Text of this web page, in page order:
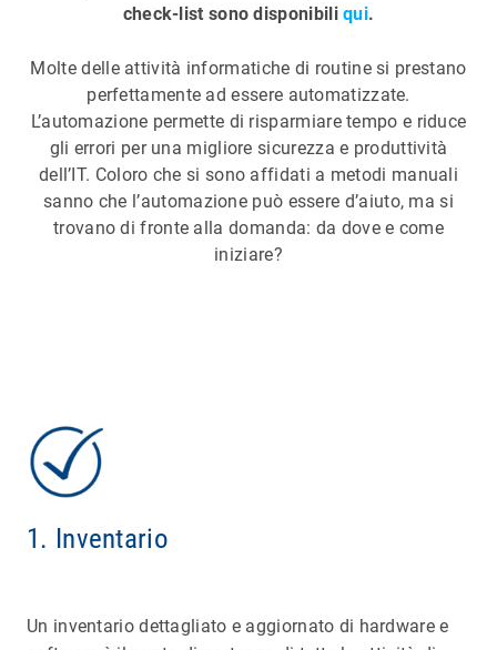
check-list sono disponibiliqui.
Molte delle attività informatiche di routine si prestano
perfettamente ad essere automatizzate.
L’automazione permette di risparmiare tempo e riduce
gli errori per una migliore sicurezza e produttività
dell’IT. Coloro che si sono affidati a metodi manuali
sanno che l’automazione può essere d’aiuto, ma si
trovano di fronte alla domanda: da dove e come
iniziare?
1. Inventario
Un inventario dettagliato e aggiornato di hardware e